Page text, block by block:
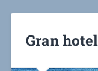
Gran